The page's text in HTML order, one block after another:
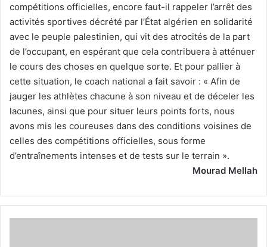
compétitions officielles, encore faut-il rappeler l’arrêt des
activités sportives décrété par l’État algérien en solidarité
avec le peuple palestinien, qui vit des atrocités de la part
de l’occupant, en espérant que cela contribuera à atténuer
le cours des choses en quelque sorte. Et pour pallier à
cette situation, le coach national a fait savoir : « Afin de
jauger les athlètes chacune à son niveau et de déceler les
lacunes, ainsi que pour situer leurs points forts, nous
avons mis les coureuses dans des conditions voisines de
celles des compétitions officielles, sous forme
d’entraînements intenses et de tests sur le terrain ».
Mourad Mellah